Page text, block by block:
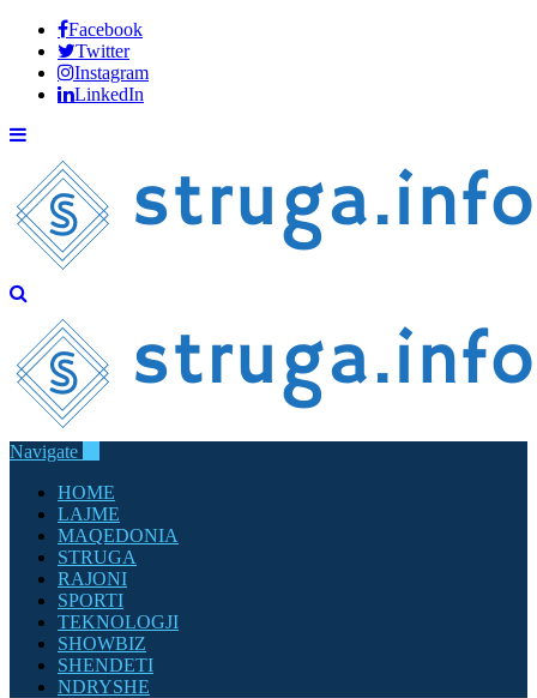
Facebook
Twitter
Instagram
LinkedIn
Navigate
HOME
LAJME
MAQEDONIA
STRUGA
RAJONI
SPORTI
TEKNOLOGJI
SHOWBIZ
SHENDETI
NDRYSHE